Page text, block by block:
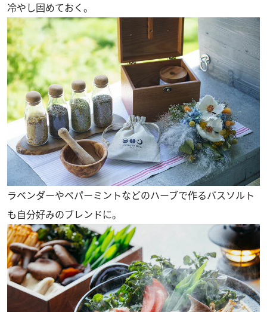
冷やし固めておく。
ラベンダーやペパーミントなどのハーブで作るバスソルト
も自分好みのブレンドに。